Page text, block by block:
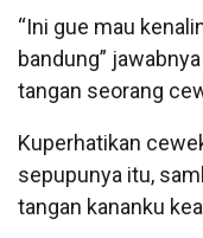
“Ini gue mau
bandung”
tangan seorang
Kuperhatikan
sepupunya itu,
tangan kananku